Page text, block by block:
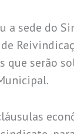
a sede do
que serão